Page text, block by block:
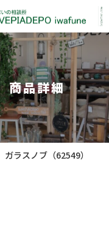
商品詳細
ガラスノブ（62549）